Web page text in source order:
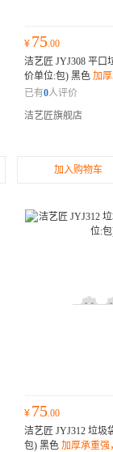
¥ 75.00
洁艺匠 JYJ308 平口
价单位:包) 黑色 加
绳封口设计，密封
已有0人评价
洁艺匠旗舰店
加入购物车
¥ 75.00
洁艺匠 JYJ312 垃圾
包) 黑色 加厚承重强